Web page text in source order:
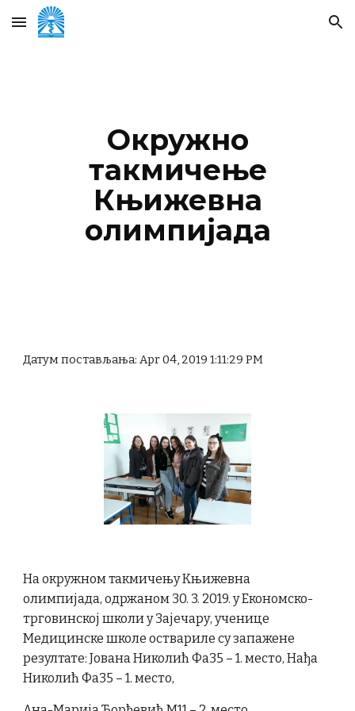
Skip to main content Skip to navigation
Окружно
такмичење
Књижевна
олимпијада
Датум постављања: Apr 04, 2019 1:11:29 PM
На окружном такмичењу Књижевна
олимпијада, одржаном 30. 3. 2019. у Економско-
трговинској школи у Зајечару, ученице
Медицинске школе оствариле су запажене
резултате: Јована Николић Фа35 – 1. место, Нађа
Николић Фа35 – 1. место,